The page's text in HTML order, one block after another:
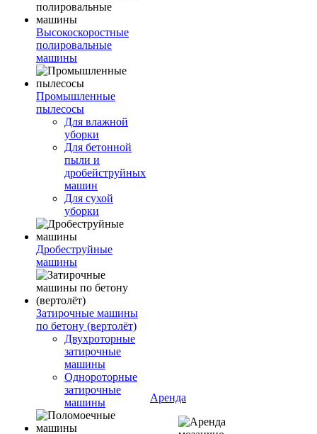
Высокоскоростные
полировальные
машины
Промышленные
пылесосы
Для влажной
уборки
Для бетонной
пыли и
дробейструйных
машин
Для сухой
уборки
Дробеструйные
машины
Затирочные машины
по бетону (вертолёт)
Двухроторные
затирочные
машины
Однороторные
затирочные
машины
Аренда